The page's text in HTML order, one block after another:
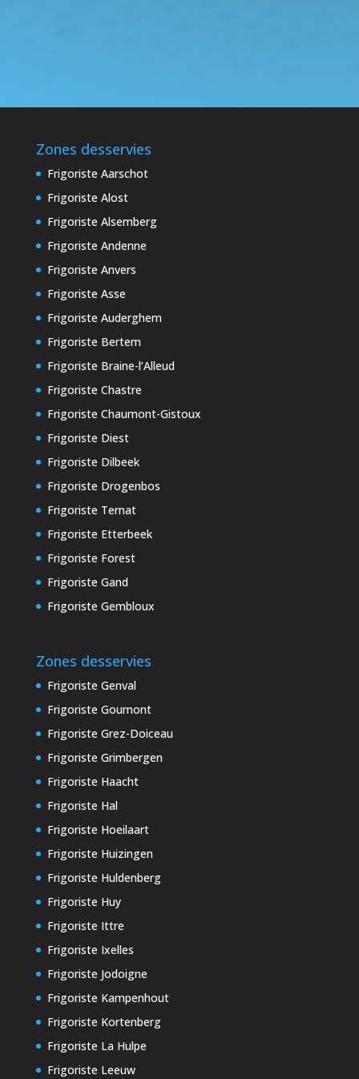
Zones desservies
Frigoriste Aarschot
Frigoriste Alost
Frigoriste Alsemberg
Frigoriste Andenne
Frigoriste Anvers
Frigoriste Asse
Frigoriste Auderghem
Frigoriste Bertem
Frigoriste Braine-l’Alleud
Frigoriste Chastre
Frigoriste Chaumont-Gistoux
Frigoriste Diest
Frigoriste Dilbeek
Frigoriste Drogenbos
Frigoriste Ternat
Frigoriste Etterbeek
Frigoriste Forest
Frigoriste Gand
Frigoriste Gembloux
Zones desservies
Frigoriste Genval
Frigoriste Goumont
Frigoriste Grez-Doiceau
Frigoriste Grimbergen
Frigoriste Haacht
Frigoriste Hal
Frigoriste Hoeilaart
Frigoriste Huizingen
Frigoriste Huldenberg
Frigoriste Huy
Frigoriste Ittre
Frigoriste Ixelles
Frigoriste Jodoigne
Frigoriste Kampenhout
Frigoriste Kortenberg
Frigoriste La Hulpe
Frigoriste Leeuw